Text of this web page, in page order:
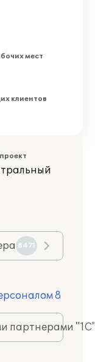
мест
клиентов
8471
8
партнерами